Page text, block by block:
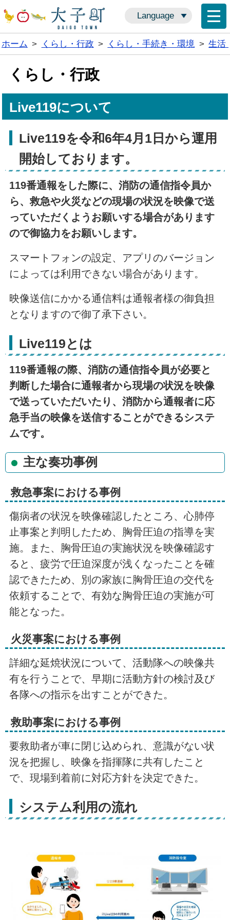
Language
ホーム > くらし・行政 > くらし・手続き・環境 > 生活
くらし・行政
Live119について
Live119を令和6年4月1日から運用
開始しております。
119番通報をした際に、消防の通信指令員か
ら、救急や火災などの現場の状況を映像で送
っていただくようお願いする場合があります
ので御協力をお願いします。
スマートフォンの設定、アプリのバージョン
によっては利用できない場合があります。
映像送信にかかる通信料は通報者様の御負担
となりますので御了承下さい。
Live119とは
119番通報の際、消防の通信指令員が必要と
判断した場合に通報者から現場の状況を映像
で送っていただいたり、消防から通報者に応
急手当の映像を送信することができるシステ
ムです。
主な奏功事例
救急事案における事例
傷病者の状況を映像確認したところ、心肺停
止事案と判明したため、胸骨圧迫の指導を実
施。また、胸骨圧迫の実施状況を映像確認す
ると、疲労で圧迫深度が浅くなったことを確
認できたため、別の家族に胸骨圧迫の交代を
依頼することで、有効な胸骨圧迫の実施が可
能となった。
火災事案における事例
詳細な延焼状況について、活動隊への映像共
有を行うことで、早期に活動方針の検討及び
各隊への指示を出すことができた。
救助事案における事例
要救助者が車に閉じ込められ、意識がない状
況を把握し、映像を指揮隊に共有したこと
で、現場到着前に対応方針を決定できた。
システム利用の流れ